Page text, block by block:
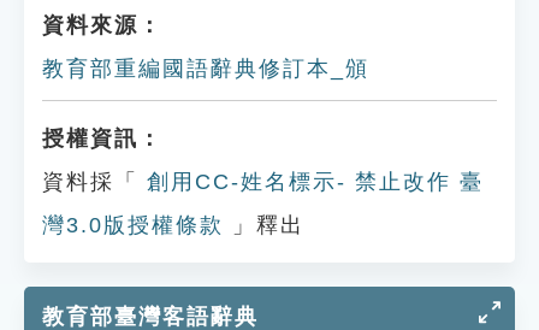
資料來源：
教育部重編國語辭典修訂本_頒
授權資訊：
資料採「
創用CC-姓名標示- 禁止改作 臺
灣3.0版授權條款
」釋出
教育部臺灣客語辭典